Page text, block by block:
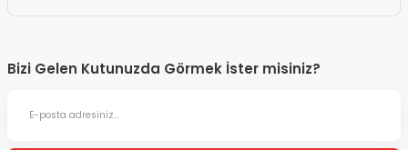
Bizi Gelen Kutunuzda Görmek İster misiniz?